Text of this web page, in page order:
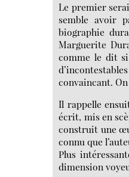
Le premier
semble avoir
biographie
Marguerite
comme le dit
convaincant.
Il rappelle
écrit, mis en
construit une
connu que
Plus
dimension